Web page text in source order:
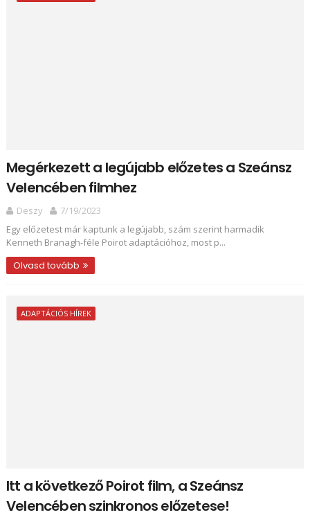
Megérkezett a legújabb előzetes a Szeánsz
Velencében filmhez
Deszy
7/19/2023
Egy előzetest már kaptunk a legújabb, szám szerint harmadik
Kenneth Branagh-féle Poirot adaptációhoz, most p...
Olvasd tovább
ADAPTÁCIÓS HÍREK
Itt a következő Poirot film, a Szeánsz
Velencében szinkronos előzetese!